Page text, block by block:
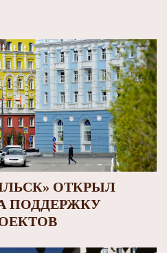
ОТКРЫЛ
ПОДДЕРЖКУ